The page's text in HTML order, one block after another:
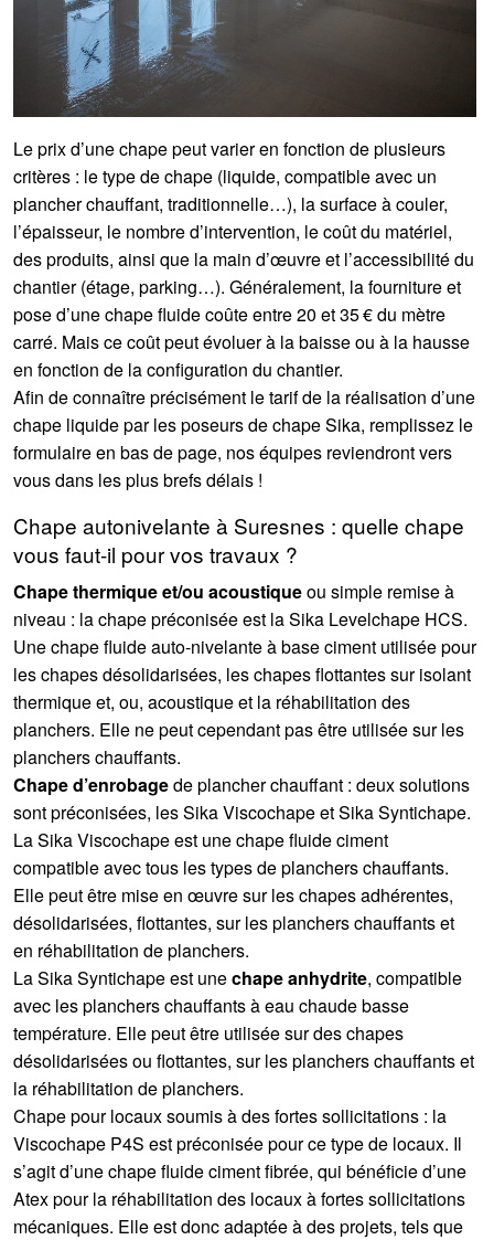
Le prix d’une chape peut varier en fonction de plusieurs
critères : le type de chape (liquide, compatible avec un
plancher chauffant, traditionnelle…), la surface à couler,
l’épaisseur, le nombre d’intervention, le coût du matériel,
des produits, ainsi que la main d’œuvre et l’accessibilité du
chantier (étage, parking…). Généralement, la fourniture et
pose d’une chape fluide coûte entre 20 et 35 € du mètre
carré. Mais ce coût peut évoluer à la baisse ou à la hausse
en fonction de la configuration du chantier.
Afin de connaître précisément le tarif de la réalisation d’une
chape liquide par les poseurs de chape Sika, remplissez le
formulaire en bas de page, nos équipes reviendront vers
vous dans les plus brefs délais !
Chape autonivelante à Suresnes : quelle chape
vous faut-il pour vos travaux ?
Chape thermique et/ou acoustiqueou simple remise à
niveau : la chape préconisée est la Sika Levelchape HCS.
Une chape fluide auto-nivelante à base ciment utilisée pour
les chapes désolidarisées, les chapes flottantes sur isolant
thermique et, ou, acoustique et la réhabilitation des
planchers. Elle ne peut cependant pas être utilisée sur les
planchers chauffants.
Chape d’enrobagede plancher chauffant : deux solutions
sont préconisées, les Sika Viscochape et Sika Syntichape.
La Sika Viscochape est une chape fluide ciment
compatible avec tous les types de planchers chauffants.
Elle peut être mise en œuvre sur les chapes adhérentes,
désolidarisées, flottantes, sur les planchers chauffants et
en réhabilitation de planchers.
La Sika Syntichape est unechape anhydrite, compatible
avec les planchers chauffants à eau chaude basse
température. Elle peut être utilisée sur des chapes
désolidarisées ou flottantes, sur les planchers chauffants et
la réhabilitation de planchers.
Chape pour locaux soumis à des fortes sollicitations : la
Viscochape P4S est préconisée pour ce type de locaux. Il
s’agit d’une chape fluide ciment fibrée, qui bénéficie d’une
Atex pour la réhabilitation des locaux à fortes sollicitations
mécaniques. Elle est donc adaptée à des projets, tels que